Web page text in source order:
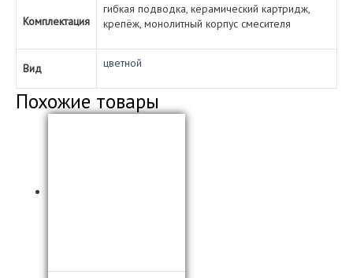
Комплектация
гибкая подводка, керамический картридж,
крепёж, монолитный корпус смесителя
Вид цветной
Похожие товары